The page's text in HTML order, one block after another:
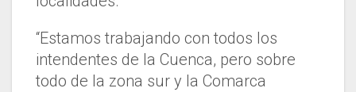
“Estamos trabajando con todos los
intendentes de la Cuenca, pero sobre
todo de la zona sur y la Comarca